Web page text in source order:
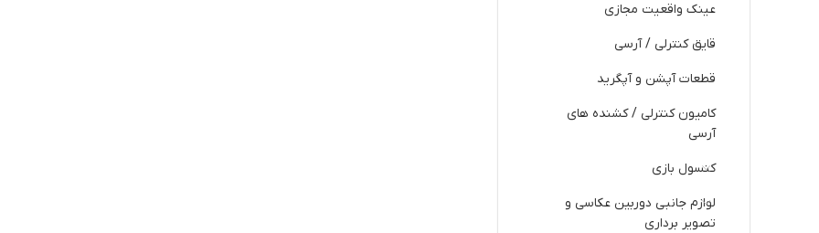
عینک واقعیت مجازی
قایق کنترلی / آرسی
قطعات آپشن و آپگرید
کامیون کنترلی / کشنده های
آرسی
کنسول بازی
لوازم جانبی دوربین عکاسی و
تصویر برداری